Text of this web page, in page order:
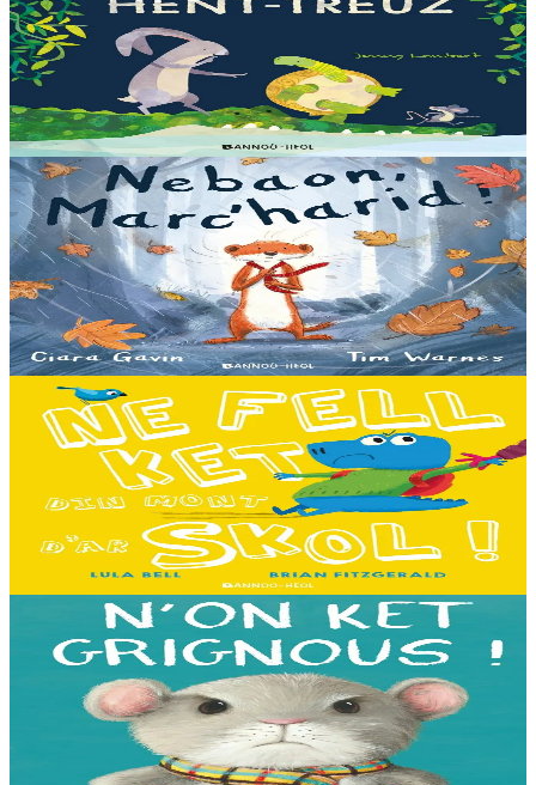
Let's all creep through crocodile creek
Qui sait quelles bêtes rôdent dans les marais quand la nuit tombe...
Pas les crocodiles en tout cas, Souris en est persuadée ! Ses amis ont
un doute : à quoi ça...
En stock13,00 €
3 ans et plus
Bannoù-heol
A little bit worried
Pris dans une violente tempête, Marc'harid construit une forteresse
pour s'y réfugier. Mais elle y rencontre Lagadeg, qui adore jouer
dans le vent et patauger sous la pluie....
En stock13,00 €
3 ans et plus
Bannoù-heol
I don't want to go to school!
C'est le premier jour d'école des Souris et des Dinosaures. Ils n'ont
pas envie d'y aller. Mais quand les cours commencent, une très
grande surprise les attend…...
13,00 €
Bannoù-heol
I'm not grumpy!
À la lisière de la forêt vit une petite souris. C'est la souris la plus
grognonne et la plus hargneuse des environs, jusqu'à sa rencontre
avec un petit blaireau...